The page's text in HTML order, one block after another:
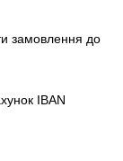
замовлення до
IBAN